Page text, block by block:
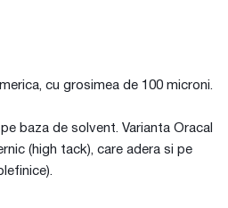
cu grosimea de 100 microni.
baza de solvent. Varianta Oracal
(high tack), care adera si pe